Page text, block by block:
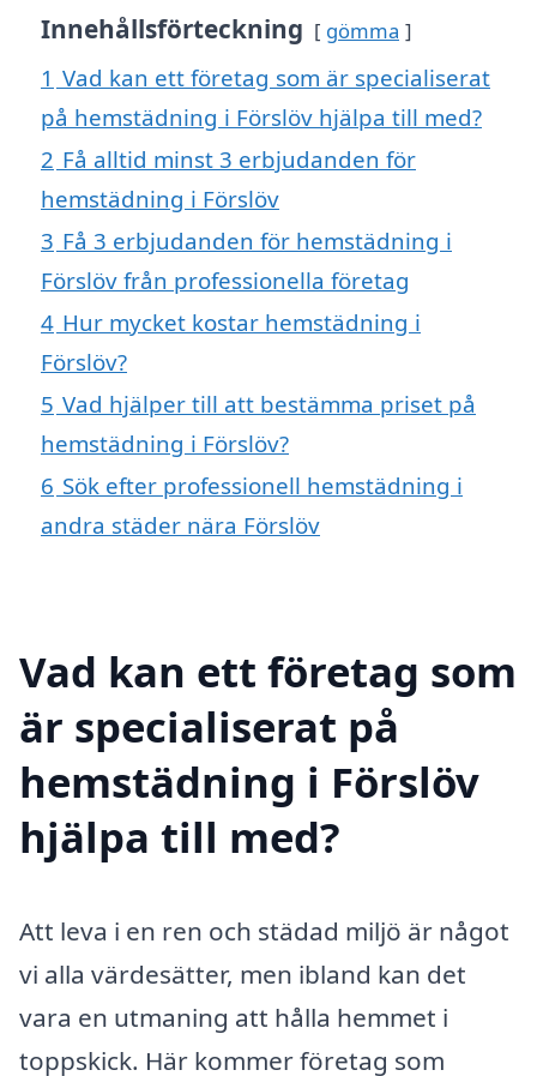
Innehållsförteckning gömma
1 Vad kan ett företag som är specialiserat
på hemstädning i Förslöv hjälpa till med?
2 Få alltid minst 3 erbjudanden för
hemstädning i Förslöv
3 Få 3 erbjudanden för hemstädning i
Förslöv från professionella företag
4 Hur mycket kostar hemstädning i
Förslöv?
5 Vad hjälper till att bestämma priset på
hemstädning i Förslöv?
6 Sök efter professionell hemstädning i
andra städer nära Förslöv
Vad kan ett företag som
är specialiserat på
hemstädning i Förslöv
hjälpa till med?
Att leva i en ren och städad miljö är något
vi alla värdesätter, men ibland kan det
vara en utmaning att hålla hemmet i
toppskick. Här kommer företag som